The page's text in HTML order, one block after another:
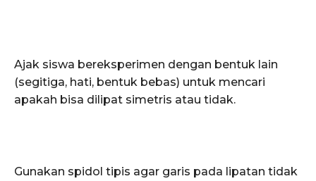
Ajak siswa bereksperimen dengan bentuk lain
(segitiga, hati, bentuk bebas) untuk mencari
apakah bisa dilipat simetris atau tidak.
Gunakan spidol tipis agar garis pada lipatan tidak